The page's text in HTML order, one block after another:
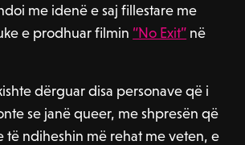
me idenë e saj fillestare me
e prodhuar filmin “No Exit” në
dërguar disa personave që i
se janë queer, me shpresën që
të ndiheshin më rehat me veten, e